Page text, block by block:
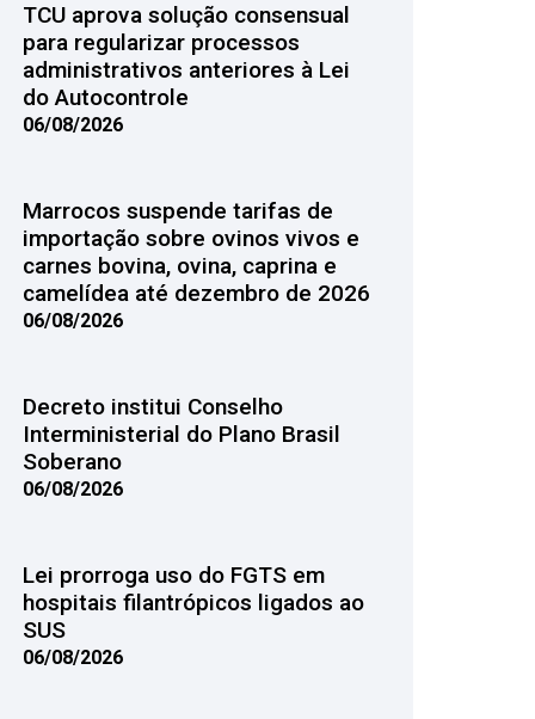
TCU aprova solução consensual
para regularizar processos
administrativos anteriores à Lei
do Autocontrole
06/08/2026
Marrocos suspende tarifas de
importação sobre ovinos vivos e
carnes bovina, ovina, caprina e
camelídea até dezembro de 2026
06/08/2026
Decreto institui Conselho
Interministerial do Plano Brasil
Soberano
06/08/2026
Lei prorroga uso do FGTS em
hospitais filantrópicos ligados ao
SUS
06/08/2026